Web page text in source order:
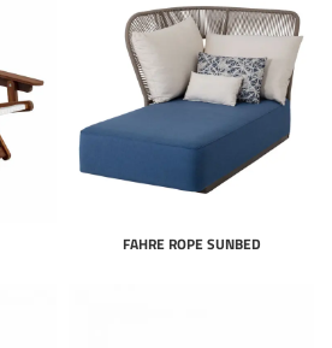
FAHRE ROPE SUNBED